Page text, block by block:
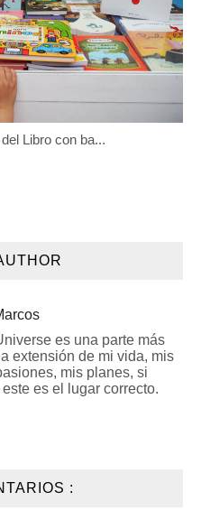
Libro con ba...
es una parte más
extensión de mi vida, mis
mis planes, si
es el lugar correcto.
: